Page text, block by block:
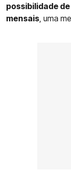
possibilidade
mensais , uma